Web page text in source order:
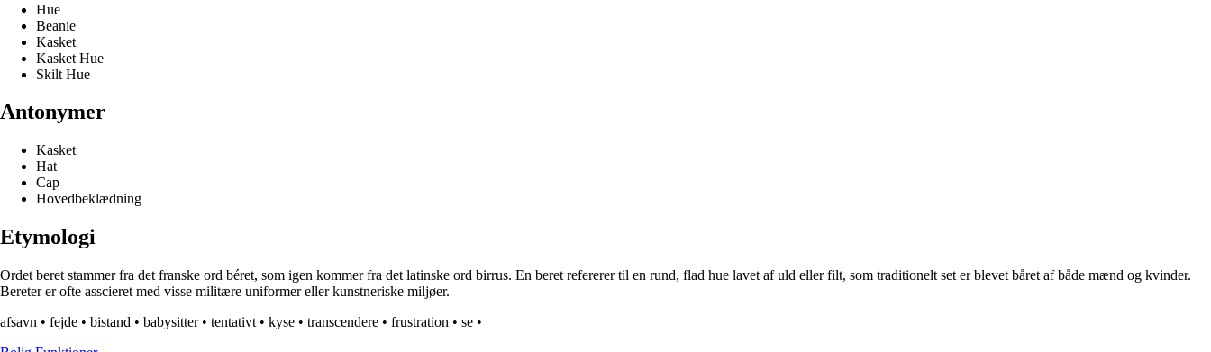
Hue
Beanie
Kasket
Kasket Hue
Skilt Hue
Antonymer
Kasket
Hat
Cap
Hovedbeklædning
Etymologi
Ordet beret stammer fra det franske ord béret, som igen kommer fra det latinske ord birrus. En beret refererer til en rund, flad hue lavet af uld eller filt, som traditionelt set er blevet båret af både mænd og kvinder.
Bereter er ofte asscieret med visse militære uniformer eller kunstneriske miljøer.
afsavn • fejde • bistand • babysitter• tentativt • kyse • transcendere • frustration • se •